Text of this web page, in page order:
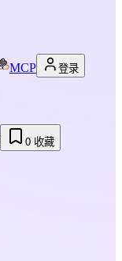
MCP
登录
0 收藏